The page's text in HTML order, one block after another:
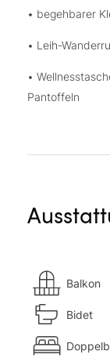
• begehbarer
• Leih-
•
Pantoffeln
Balkon
Bidet